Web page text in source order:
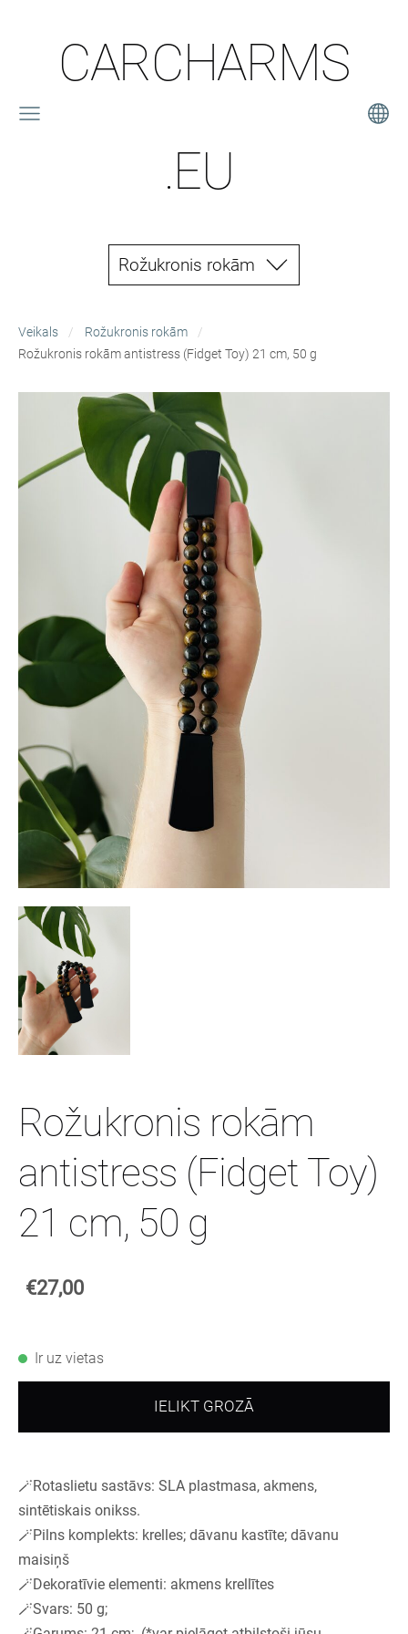
CARCHARMS
.EU
Rožukronis rokām
Veikals
Rožukronis rokām
Rožukronis rokām antistress (Fidget Toy) 21 cm, 50 g
Rožukronis rokām
antistress (Fidget Toy)
21 cm, 50 g
€27,00
Ir uz vietas
IELIKT GROZĀ
🪄Rotaslietu sastāvs: SLA plastmasa, akmens,
sintētiskais onikss.
🪄Pilns komplekts: krelles; dāvanu kastīte; dāvanu
maisiņš
🪄Dekoratīvie elementi: akmens krellītes
🪄Svars: 50 g;